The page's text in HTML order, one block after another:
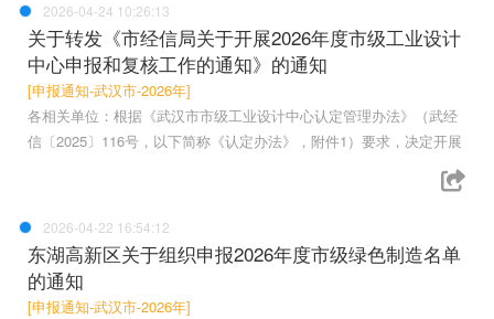
2026-04-24 10:26:13
关于转发《市经信局关于开展2026年度市级工业设计
中心申报和复核工作的通知》的通知
[申报通知-武汉市-2026年]
各相关单位：根据《武汉市市级工业设计中心认定管理办法》（武经
信〔2025〕116号，以下简称《认定办法》，附件1）要求，决定开展
2026-04-22 16:54:12
东湖高新区关于组织申报2026年度市级绿色制造名单
的通知
[申报通知-武汉市-2026年]